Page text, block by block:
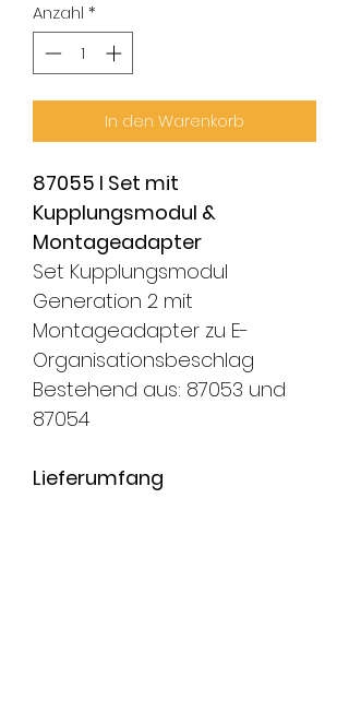
Anzahl *
In den Warenkorb
87055 I Set mit
Kupplungsmodul &
Montageadapter
Set Kupplungsmodul
Generation 2 mit
Montageadapter zu E-
Organisationsbeschlag
Bestehend aus: 87053 und
87054
Lieferumfang